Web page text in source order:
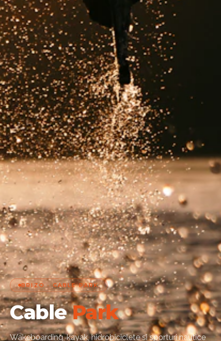
BRIZO · CABLE PARK
CablePark
Wakeboarding, kayak, hidrobiciclete si sporturi nautice